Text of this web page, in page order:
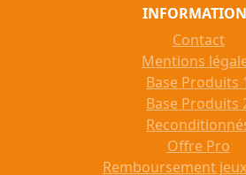
Contact
Mentions
Base Produits
Base Produits
Offre Pro
Remboursement